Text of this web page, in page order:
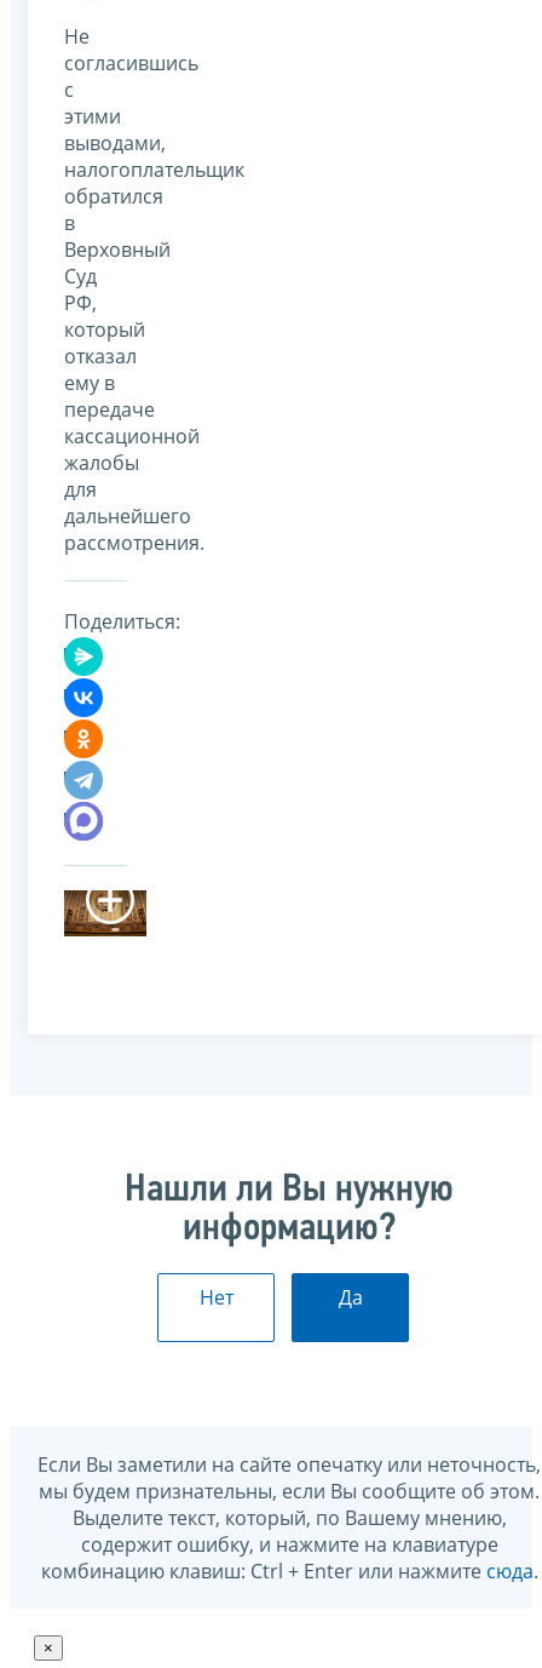
Не
согласившись
с
этими
выводами,
налогоплательщик
обратился
в
Верховный
Суд
РФ,
который
отказал
ему в
передаче
кассационной
жалобы
для
дальнейшего
рассмотрения.
Поделиться:
Нашли ли Вы нужную
информацию?
Нет Да
Если Вы заметили на сайте опечатку или неточность,
мы будем признательны, если Вы сообщите об этом.
Выделите текст, который, по Вашему мнению,
содержит ошибку, и нажмите на клавиатуре
комбинацию клавиш: Ctrl + Enter или нажмите сюда.
×